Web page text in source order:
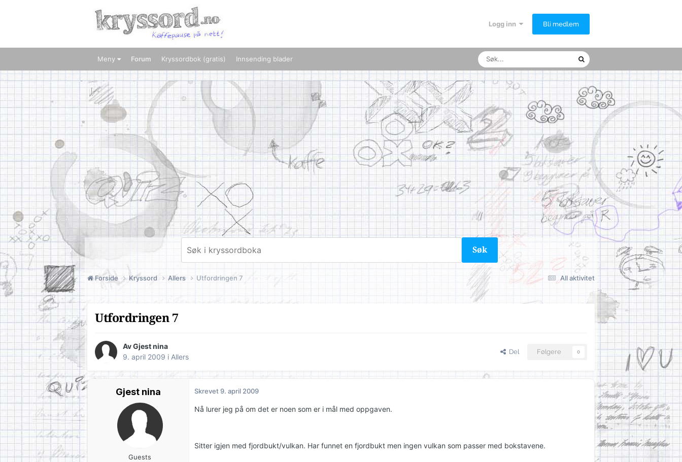
Logg inn Bli medlem
Meny Forum Kryssordbok (gratis) Innsending blader
Søk
All aktivitet
Forside Kryssord Allers Utfordringen 7
Utfordringen 7
Av Gjest nina
9. april 2009 i Allers
Del Følgere 0
Gjest nina
Guests
Skrevet9. april 2009
Nå lurer jeg på om det er noen som er i mål med oppgaven.
Sitter igjen med fjordbukt/vulkan. Har funnet en fjordbukt men ingen vulkan som passer med bokstavene.